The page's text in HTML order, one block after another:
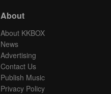
About
About KKBOX
News
Advertising
Contact Us
Publish Music
Privacy Policy